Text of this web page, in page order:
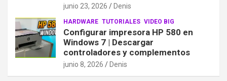
junio 23, 2026 Denis
HARDWARE TUTORIALES VIDEO BIG
Configurar impresora HP 580 en
Windows 7 | Descargar
controladores y complementos
junio 8, 2026 Denis